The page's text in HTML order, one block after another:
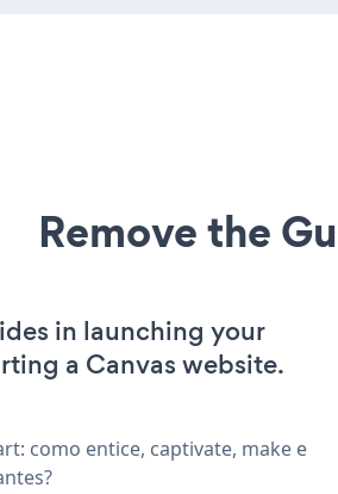
Remove the
in launching your
a Canvas website.
como entice, captivate, make e